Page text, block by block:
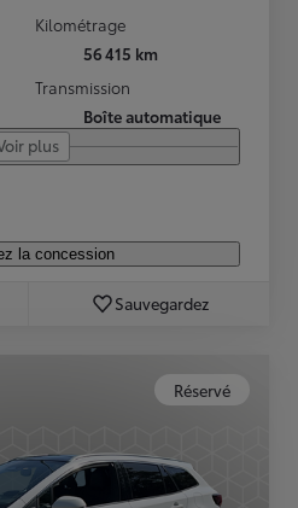
Kilométrage
56 415 km
Transmission
Boîte automatique
plus
la concession
Sauvegardez
Réservé